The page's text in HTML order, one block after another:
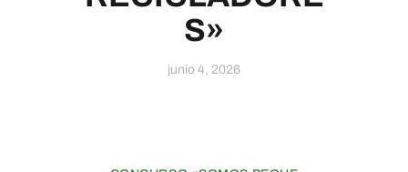
S»
junio 4, 2026